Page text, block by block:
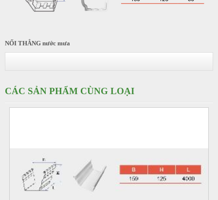
NỐI THẲNG nước mưa
CÁC SẢN PHẨM CÙNG LOẠI